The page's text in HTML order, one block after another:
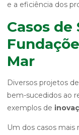
e a eficiência dos
Casos de
Mar
Diversos projetos
bem-sucedidos ao
exemplos de
Um dos casos